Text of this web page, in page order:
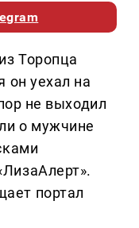
Торопца
он уехал на
не выходил
о мужчине
портал